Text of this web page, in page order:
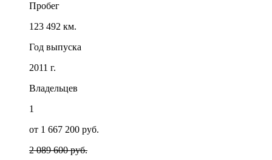
Пробег
123 492 км.
Год выпуска
2011 г.
Владельцев
1
от 1 667 200 руб.
2 089 600 руб.